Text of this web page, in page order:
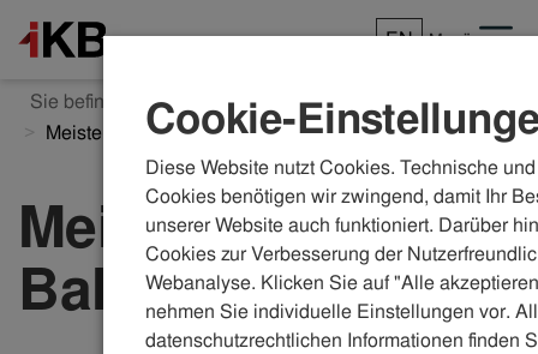
EN Menü
Sie befinden sich hier: ikb.at Karriere
Einblicke
Meister der Balance
Meister der
Balance
Cookie-
Diese Website nutzt Cookies. Technische
Cookies benötigen wir zwingend, damit Ihr
unserer Website auch funktioniert. Darüber
Cookies zur Verbesserung der
Webanalyse. Klicken Sie auf "Alle
nehmen Sie individuelle Einstellungen vor.
datenschutzrechtlichen Informationen finden